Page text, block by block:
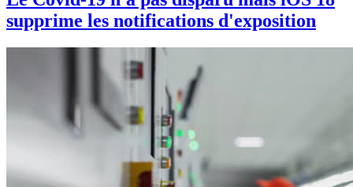
supprime les notifications d'exposition